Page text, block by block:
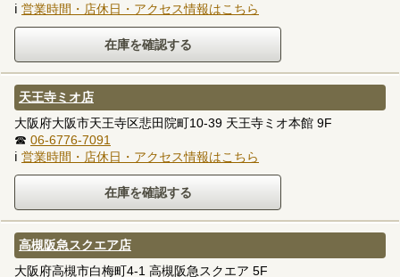
ℹ 営業時間・店休日・アクセス情報はこちら
天王寺ミオ店
大阪府大阪市天王寺区悲田院町10-39 天王寺ミオ本館 9F
☎ 06-6776-7091
ℹ 営業時間・店休日・アクセス情報はこちら
高槻阪急スクエア店
大阪府高槻市白梅町4-1 高槻阪急スクエア 5F